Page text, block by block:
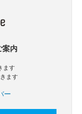
案内
ます
ます
ー